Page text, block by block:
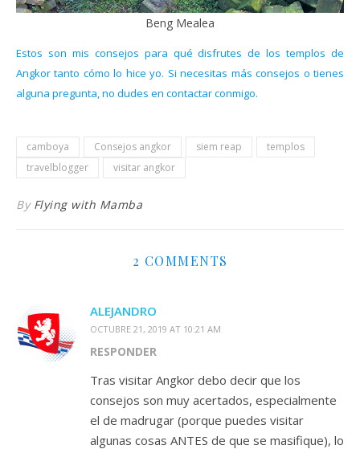
Beng Mealea
Estos son mis consejos para qué disfrutes de los templos de
Angkor tanto cómo lo hice yo. Si necesitas más consejos o tienes
alguna pregunta, no dudes en contactar conmigo.
camboya Consejos angkor siem reap
templos
travelblogger
visitar angkor
By Flying with Mamba
2 COMMENTS
ALEJANDRO
OCTUBRE 21, 2019 AT 10:21 AM
RESPONDER
Tras visitar Angkor debo decir que los
consejos son muy acertados, especialmente
el de madrugar (porque puedes visitar
algunas cosas ANTES de que se masifique), lo